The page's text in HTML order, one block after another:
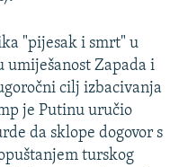
"pijesak i smrt" u
Zapada i
cilj izbacivanja
je Putinu uručio
da sklope dogovor s
turskog